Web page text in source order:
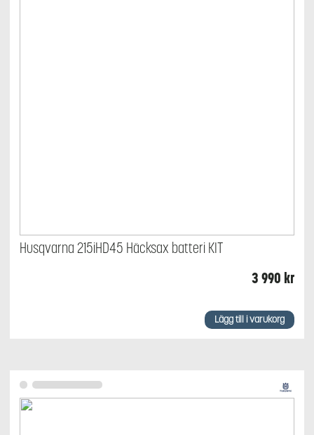
Husqvarna 215iHD45 Häcksax batteri KIT
3 990 kr
Lägg till i varukorg